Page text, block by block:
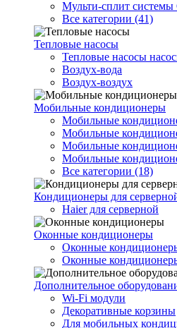
Мульти-сплит системы
Все категории (41)
Тепловые насосы
Тепловые насосы
Воздух-вода
Воздух-воздух
Мобильные кондиционеры
Мобильные
Мобильные
Мобильные
Мобильные
Все категории (18)
Кондиционеры для
Haier для серверной
Оконные кондиционеры
Оконные
Оконные
Дополнительное
Wi-Fi модули
Декоративные корзины
Для мобильных